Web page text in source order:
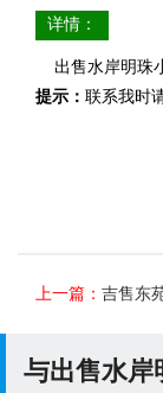
详情：
出售水岸明珠
提示： 联系我时
上一篇： 吉售东
与出售水岸